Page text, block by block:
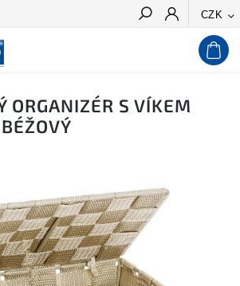
CZK
Hledat
ORGANIZÉR S VÍKEM